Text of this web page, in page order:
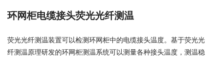
环网柜电缆接头荧光光纤测温
荧光光纤测温装置可以检测环网柜中的电缆接头温度。基于荧光光
纤测温原理研发的环网柜测温系统可以测量各种接头温度，测温稳